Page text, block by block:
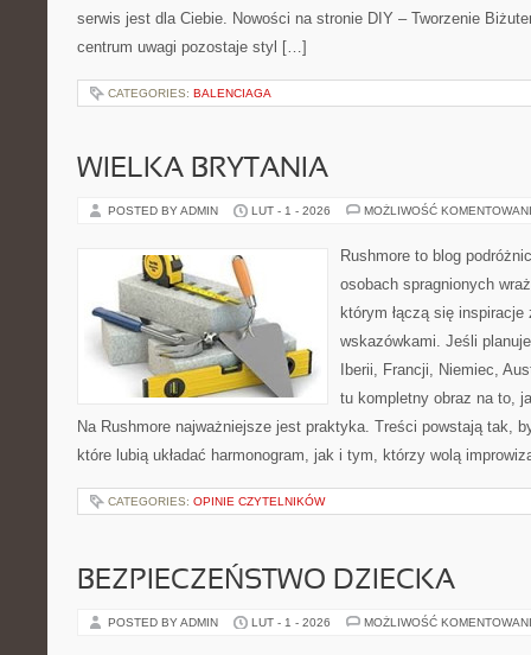
serwis jest dla Ciebie. Nowości na stronie DIY – Tworzenie
centrum uwagi pozostaje styl […]
CATEGORIES: BALENCIAGA
WIELKA BRYTANIA
POSTED BY ADMIN LUT - 1 - 2026 MOŻLIWOŚĆ
Rushmore to blog
osobach spragnionych
którym łączą się
wskazówkami. Jeśli
Iberii, Francji, Niemiec,
tu kompletny obraz na to,
Na Rushmore najważniejsze jest praktyka. Treści powstają tak,
które lubią układać harmonogram, jak i tym, którzy wolą
CATEGORIES: OPINIE CZYTELNIKÓW
BEZPIECZEŃSTWO DZIECKA
POSTED BY ADMIN LUT - 1 - 2026 MOŻLIWOŚĆ